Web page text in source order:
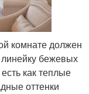
комнате должен
бежевых
как теплые
оттенки